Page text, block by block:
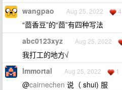
wangpao Aug 25, 2022 4
“茴香豆”的“茴”有四种写法
abc0123xyz Aug 25, 2022
我打工的地方√
lmmortal Aug 25, 2022 1
@cairnechen 说（ shui) 服